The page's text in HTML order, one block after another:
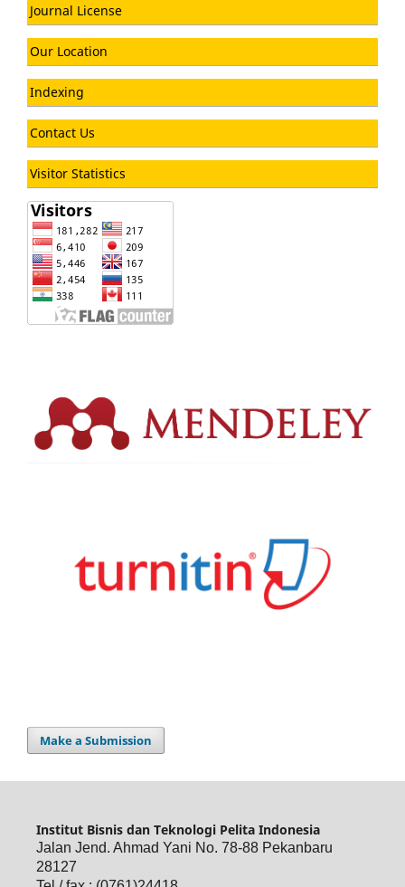
Journal License
Our Location
Indexing
Contact Us
Visitor Statistics
Make a Submission
Institut Bisnis dan Teknologi Pelita Indonesia
Jalan Jend. Ahmad Yani No. 78-88 Pekanbaru
28127